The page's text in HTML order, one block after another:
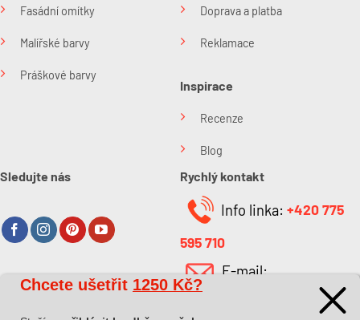
Fasádní omítky
Malířské barvy
Práškové barvy
Doprava a platba
Reklamace
Inspirace
Recenze
Blog
Sledujte nás
O společnosti
Rychlý kontakt
Info linka: +420 775
595 710
E-mail:
Chcete ušetřit 1250 Kč?